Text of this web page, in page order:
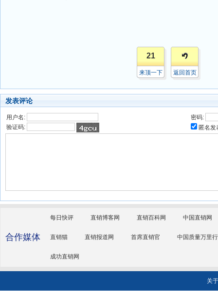
21
来顶一下 返回首页
发表评论
用户名:
密码:
验证码:
匿名发
合作媒体
每日快评 直销博客网 直销百科网 中国直销网
直销猫 直销报道网 首席直销官 中国质量万里行
成功直销网
关